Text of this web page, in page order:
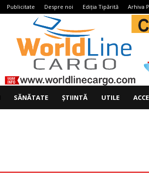
Publicitate Despre noi Ediția Tipărită Arhiva
SĂNĂTATE ȘTIINTĂ UTILE